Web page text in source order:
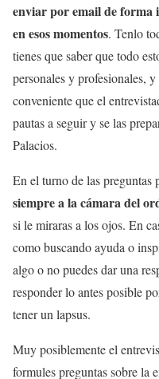
enviar por email de
en esos momentos. Tenlo
tienes que saber que todo
personales y profesionales,
conveniente que el
pautas a seguir y se las
Palacios.
En el turno de las preguntas
siempre a la cámara del
si le miraras a los ojos. En
como buscando ayuda o
algo o no puedes dar una
responder lo antes posible
tener un lapsus.
Muy posiblemente el
formules preguntas sobre la